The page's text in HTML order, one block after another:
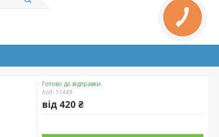
Готово до відправки
Код: 11449
від420 ₴
КНОПКА
ЗВ'ЯЗКУ